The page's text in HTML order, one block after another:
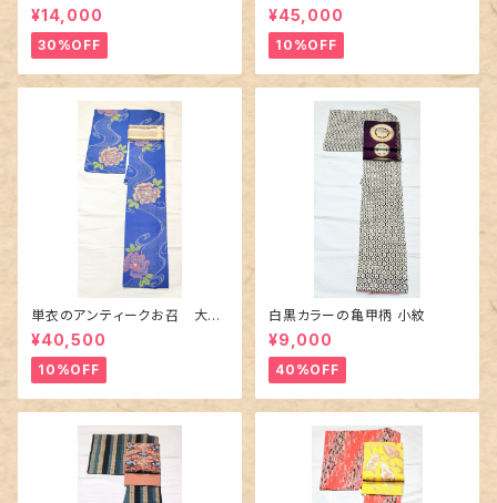
百合や秋草花
¥14,000
30%OFF
に市松柄の上布
¥45,000
10%OFF
単衣のアンティークお召 大輪
の薔薇柄柄
¥40,500
10%OFF
白黒カラーの亀甲柄 小紋
¥9,000
40%OFF